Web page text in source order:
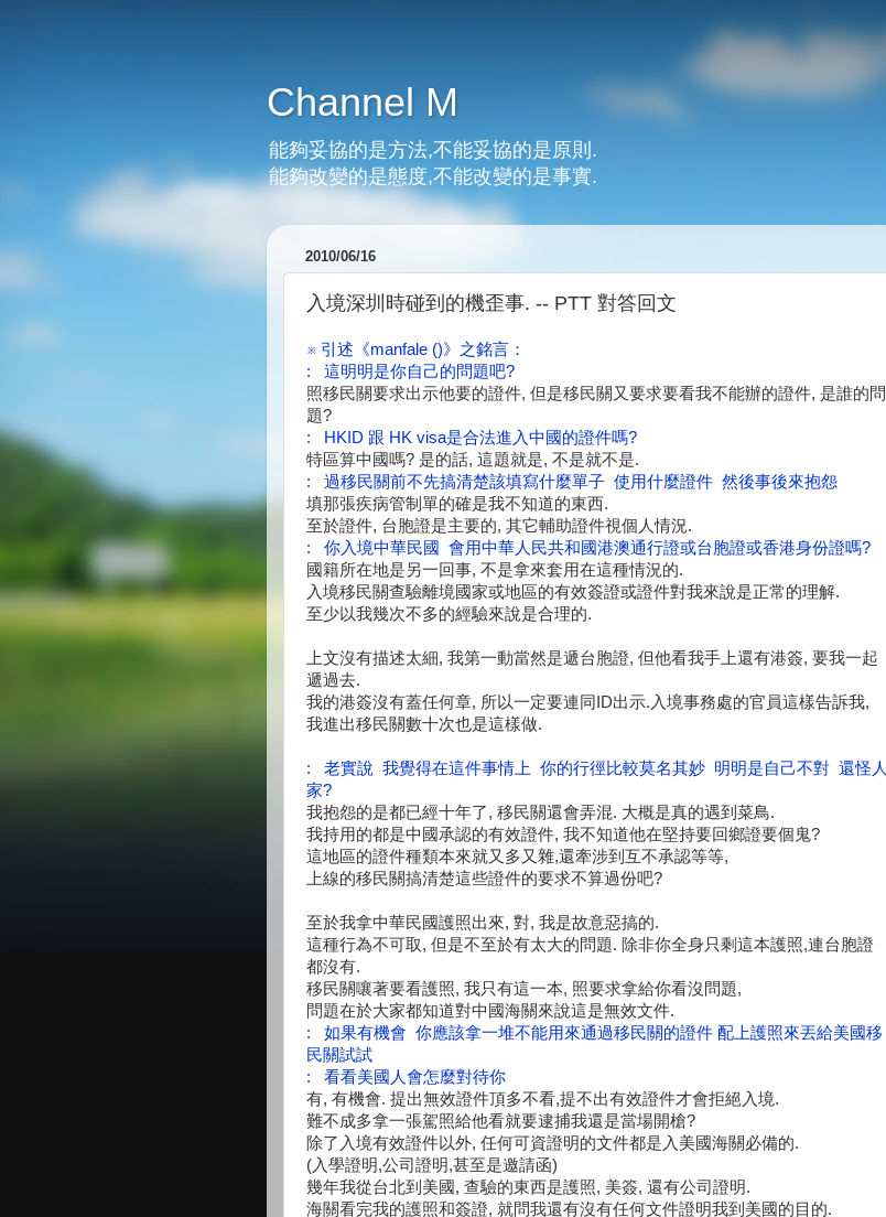
Channel M
能夠妥協的是方法,不能妥協的是原則.
能夠改變的是態度,不能改變的是事實.
2010/06/16
入境深圳時碰到的機歪事. -- PTT 對答回文
※ 引述《manfale ()》之銘言：
: 這明明是你自己的問題吧?
照移民關要求出示他要的證件, 但是移民關又要求要看我不能辦的證件, 是誰的問
題?
: HKID 跟 HK visa是合法進入中國的證件嗎?
特區算中國嗎? 是的話, 這題就是, 不是就不是.
: 過移民關前不先搞清楚該填寫什麼單子 使用什麼證件 然後事後來抱怨
填那張疾病管制單的確是我不知道的東西.
至於證件, 台胞證是主要的, 其它輔助證件視個人情況.
: 你入境中華民國 會用中華人民共和國港澳通行證或台胞證或香港身份證嗎?
國籍所在地是另一回事, 不是拿來套用在這種情況的.
入境移民關查驗離境國家或地區的有效簽證或證件對我來說是正常的理解.
至少以我幾次不多的經驗來說是合理的.
上文沒有描述太細, 我第一動當然是遞台胞證, 但他看我手上還有港簽, 要我一起
遞過去.
我的港簽沒有蓋任何章, 所以一定要連同ID出示.入境事務處的官員這樣告訴我,
我進出移民關數十次也是這樣做.
: 老實說 我覺得在這件事情上 你的行徑比較莫名其妙 明明是自己不對 還怪人
家?
我抱怨的是都已經十年了, 移民關還會弄混. 大概是真的遇到菜鳥.
我持用的都是中國承認的有效證件, 我不知道他在堅持要回鄉證要個鬼?
這地區的證件種類本來就又多又雜,還牽涉到互不承認等等,
上線的移民關搞清楚這些證件的要求不算過份吧?
至於我拿中華民國護照出來, 對, 我是故意惡搞的.
這種行為不可取, 但是不至於有太大的問題. 除非你全身只剩這本護照,連台胞證
都沒有.
移民關嚷著要看護照, 我只有這一本, 照要求拿給你看沒問題,
問題在於大家都知道對中國海關來說這是無效文件.
: 如果有機會 你應該拿一堆不能用來通過移民關的證件 配上護照來丟給美國移
民關試試
: 看看美國人會怎麼對待你
有, 有機會. 提出無效證件頂多不看,提不出有效證件才會拒絕入境.
難不成多拿一張駕照給他看就要逮捕我還是當場開槍?
除了入境有效證件以外, 任何可資證明的文件都是入美國海關必備的.
(入學證明,公司證明,甚至是邀請函)
幾年我從台北到美國, 查驗的東西是護照, 美簽, 還有公司證明.
海關看完我的護照和簽證, 就問我還有沒有任何文件證明我到美國的目的.